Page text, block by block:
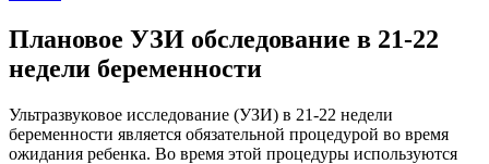
Плановое УЗИ обследование в 21-22
недели беременности
Ультразвуковое исследование (УЗИ) в 21-22 недели
беременности является обязательной процедурой во время
ожидания ребенка. Во время этой процедуры используются